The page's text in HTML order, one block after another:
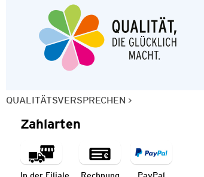
QUALITÄTSVERSPRECHEN
Zahlarten